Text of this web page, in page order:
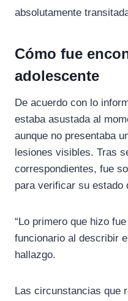
absolutamente
Cómo fue
adolescente
De acuerdo con lo
estaba asustada al
aunque no presentaba
lesiones visibles. Tras
correspondientes, fue
para verificar su estado
“Lo primero que hizo
funcionario al describir
hallazgo.
Las circunstancias que